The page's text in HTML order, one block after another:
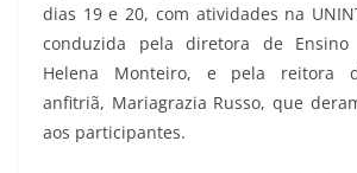
dias 19 e 20, com atividades na
conduzida pela diretora de
Helena Monteiro, e pela reitora
anfitriã, Mariagrazia Russo, que
aos participantes.